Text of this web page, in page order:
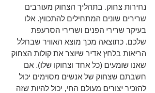
נחירות צחוק. בתהליך הצחוק מעורבים
שרירים שונים המתחילים להתכווץ. אלו
בעיקר שרירי הפנים ושרירי הסרעפת
שלכם. כתוצאה מכך מוצא האוויר שבחלל
הריאות בלחץ אדיר שיוצר את קולות הצחוק
שאנו שומעים (כל אחד וצחוקו שלו). אם
חשבתם שצחוק של אנשים מסוימים יכול
להזכיר יצורים מעולם החי, יכול להיות שזה